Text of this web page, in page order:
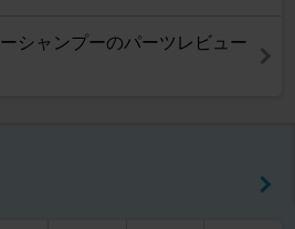
シャンプーのパーツレビュー